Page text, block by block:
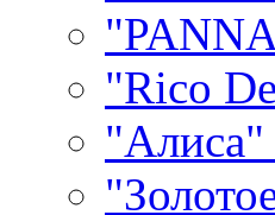
"Rico
"Алиса"